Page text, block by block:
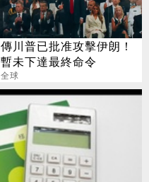
傳川普已批准攻擊伊朗！
暫未下達最終命令
全球